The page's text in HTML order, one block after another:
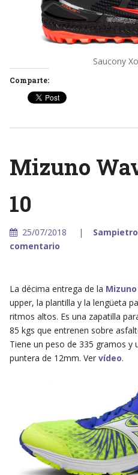
Saucony
Comparte:
Mizuno
10
25/07/2018 Sampietro
comentario
La décima entrega de la
upper, la plantilla y la lengüeta
ritmos altos. Es una zapatilla
85 kgs que entrenen sobre
Tiene un peso de 335 gramos y
puntera de 12mm. Ver vídeo.